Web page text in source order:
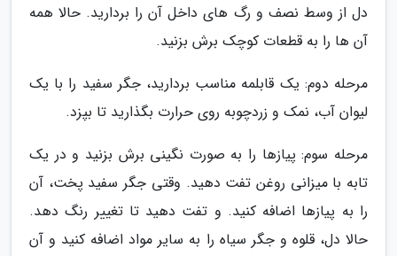
دل از وسط نصف و رگ های داخل آن را بردارید. حالا همه
آن ها را به قطعات کوچک برش بزنید.
مرحله دوم: یک قابلمه مناسب بردارید، جگر سفید را با یک
لیوان آب، نمک و زردچوبه روی حرارت بگذارید تا بپزد.
مرحله سوم: پیازها را به صورت نگینی برش بزنید و در یک
تابه با میزانی روغن تفت دهید. وقتی جگر سفید پخت، آن
را به پیازها اضافه کنید. و تفت دهید تا تغییر رنگ دهد.
حالا دل، قلوه و جگر سیاه را به سایر مواد اضافه کنید و آن